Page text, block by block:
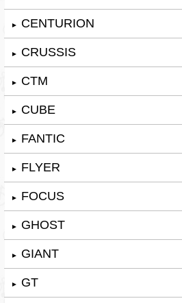
► CENTURION
► CRUSSIS
► CTM
► CUBE
► FANTIC
► FLYER
► FOCUS
► GHOST
► GIANT
► GT